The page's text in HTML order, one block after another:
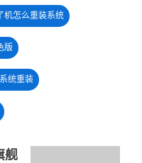
机怎么重装系统
版
统重装
舰